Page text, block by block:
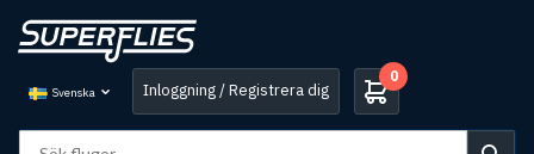
Svenska Inloggning / Registrera dig
0